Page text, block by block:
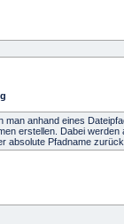
man anhand eines
erstellen. Dabei
absolute Pfadname